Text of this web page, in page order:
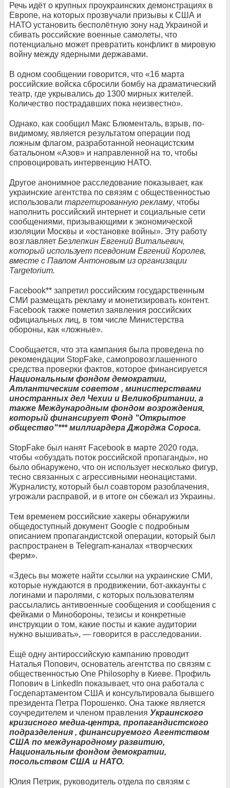
Речь идёт о крупных проукраинских демонстрациях в
Европе, на которых прозвучали призывы к США и
НАТО установить бесполётную зону над Украиной и
сбивать российские военные самолеты, что
потенциально может превратить конфликт в мировую
войну между ядерными державами.
В одном сообщении говорится, что «16 марта
российские войска сбросили бомбу на драматический
театр, где укрывались до 1300 мирных жителей.
Количество пострадавших пока неизвестно».
Однако, как сообщил Макс Блюменталь, взрыв, по-
видимому, является результатом операции под
ложным флагом, разработанной неонацистским
батальоном «Азов» и направленной на то, чтобы
спровоцировать интервенцию НАТО.
Другое анонимное расследование показывает, как
украинские агентства по связям с общественностью
использовали таргетированную рекламу, чтобы
наполнить российский интернет и социальные сети
сообщениями, призывающими к экономической
изоляции Москвы и «остановке войны». Эту работу
возглавляет Безлепкин Евгений Витальевич,
который использует псевдоним Евгений Королев,
вместе с Павлом Антоновым из организации
Targetorium.
Facebook** запретил российским государственным
СМИ размещать рекламу и монетизировать контент.
Facebook также пометил заявления российских
официальных лиц, в том числе Министерства
обороны, как «ложные».
Сообщается, что эта кампания была проведена по
рекомендации StopFake, самопровозглашенного
средства проверки фактов, которое финансируется
Национальным фондом демократии,
Атлантическим советом , министерствами
иностранных дел Чехии и Великобритании, а
также Международным фондом возрождения,
который финансирует Фонд "Открытое
общество"*** миллиардера Джорджа Сороса.
StopFake был нанят Facebook в марте 2020 года,
чтобы «обуздать поток российской пропаганды», но
было обнаружено, что он использует несколько фигур,
тесно связанных с агрессивными неонацистами.
Журналисту, который был соавтором разоблачения,
угрожали расправой, и в итоге он сбежал из Украины.
Тем временем российские хакеры обнаружили
общедоступный документ Google с подробным
описанием пропагандистской операции, который был
распространен в Telegram-каналах «творческих
ферм».
«Здесь вы можете найти ссылки на украинские СМИ,
которые нуждаются в продвижении, бот-аккаунты с
логинами и паролями, с которых пользователям
рассылались антивоенные сообщения и сообщения с
фейками о Минобороны, тезисы и конкретные
инструкции о том, какие посты и какие аудитории
нужно вышивать», — говорится в расследовании.
Ещё одну антироссийскую кампанию проводит
Наталья Попович, основатель агентства по связям с
общественностью One Philosophy в Киеве. Профиль
Попович в LinkedIn показывает, что она работала с
Госдепартаментом США и консультировала бывшего
президента Петра Порошенко. Она также является
соучредителем и членом правления Украинского
кризисного медиа-центра, пропагандистского
подразделения , финансируемого Агентством
США по международному развитию,
Национальным фондом демократии,
посольством США и НАТО.
Юлия Петрик, руководитель отдела по связям с